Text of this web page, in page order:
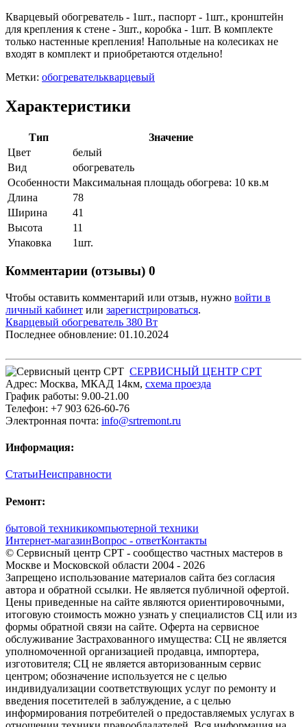
Кварцевый обогреватель - 1шт., паспорт - 1шт., кронштейн
для крепления к стене - 3шт., коробка - 1шт. В комплекте
только настенные крепления! Напольные на колесиках не
входят в комплект и приобретаются отдельно!
Метки: обогревателькварцевый
Характеристики
Тип
Значение
Цвет
белый
Вид
обогреватель
Особенности Максимальная площадь обогрева: 10 кв.м
Длина
78
Ширина
41
Высота
11
Упаковка
1шт.
Комментарии (отзывы) 0
Чтобы оставить комментарий или отзыв, нужно войти в
личный кабинет или зарегистрироваться.
Кварцевый обогреватель 380 Вт
Последнее обновление: 01.10.2024
СЕРВИСНЫЙ ЦЕНТР СРТ
Адрес: Москва, МКАД 14км, cхема проезда
График работы: 9.00-21.00
Телефон: +7 903 626-60-76
Электронная почта: info@srtremont.ru
Информация:
СтатьиНеисправности
Ремонт:
бытовой техникикомпьютерной техники
Интернет-магазинВопрос - ответКонтакты
© Сервисный центр СРТ - сообщество частных мастеров в
Москве и Московской области 2004 - 2026
Запрещено использование материалов сайта без согласия
автора и обратной ссылки. Не является публичной офертой.
Цены приведенные на сайте являются ориентировочными,
итоговую стоимость можно узнать у специалистов СЦ или из
формы обратной связи на сайте. Оферта на сервисное
обслуживание Застрахованного имущества: СЦ не является
уполномоченной организацией продавца, импортера,
изготовителя; СЦ не является авторизованным сервис
центром; обозначение используется не с целью
индивидуализации соответствующих услуг по ремонту и
введения посетителей в заблуждение, а с целью
информирования потребителей о предоставляемых услугах в